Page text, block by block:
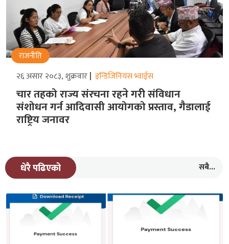
राजनीति
२६ असार २०८३, शुक्रवार इन्डिजिनियस भ्वाईस
चार तहको राज्य संरचना रहने गरीे संविधान
संशोधन गर्न आदिवासी आयोगको प्रस्ताव, गैडालाई
राष्ट्रिय जनावर
धेरै पढिएको सबै...